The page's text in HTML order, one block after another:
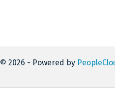
© 2026 - Powered by